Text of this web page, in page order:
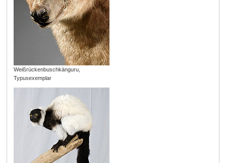
Weißrückenbuschkänguru,
Typusexemplar